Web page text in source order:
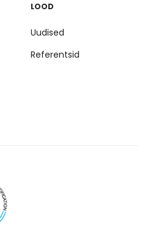
LOOD
Uudised
Referentsid